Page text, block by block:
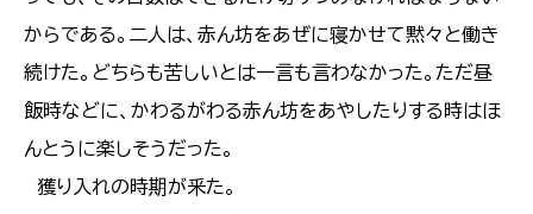
からである。二人は、赤ん坊をあぜに寝かせて黙々と働き
続けた。どちらも苦しいとは一言も言わなかった。ただ昼
飯時などに、かわるがわる赤ん坊をあやしたりする時はほ
んとうに楽しそうだった。
獲り入れの時期が釆た。